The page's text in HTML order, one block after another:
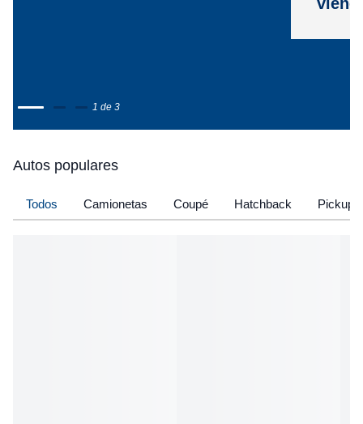
1 de 3
Autos populares
Todos Camionetas Coupé Hatchback Pickup